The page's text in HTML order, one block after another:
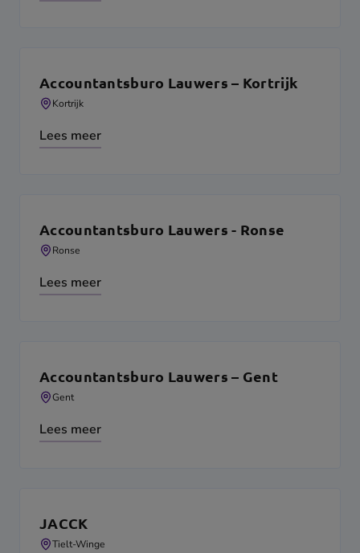
Accountantsburo Lauwers – Kortrijk
Kortrijk
Lees meer
Accountantsburo Lauwers - Ronse
Ronse
Lees meer
Accountantsburo Lauwers – Gent
Gent
Lees meer
JACCK
Tielt-Winge